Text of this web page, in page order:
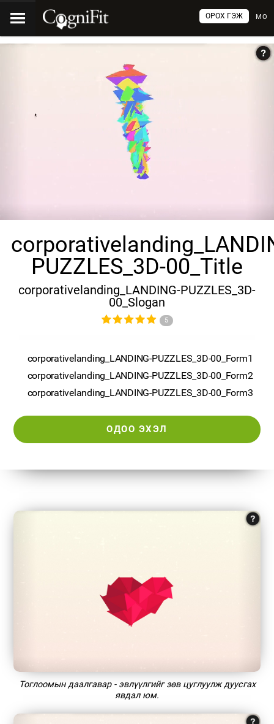
МО
ОРОХ ГЭЖ
PUZZLES_3D-00_Title
corporativelanding_LANDING-PUZZLES_3D-
00_Slogan
5
corporativelanding_LANDING-PUZZLES_3D-00_Form1
corporativelanding_LANDING-PUZZLES_3D-00_Form2
corporativelanding_LANDING-PUZZLES_3D-00_Form3
ОДОО ЭХЭЛ
Тоглоомын даалгавар - эвлүүлгийг зөв цуглуулж дуусгах
явдал юм.